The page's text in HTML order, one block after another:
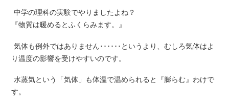
中学の理科の実験でやりましたよね？
『物質は暖めるとふくらみます。』
気体も例外ではありません･･････というより、むしろ気体はよ
り温度の影響を受けやすいのです。
水蒸気という「気体」も体温で温められると『膨らむ』わけで
す。